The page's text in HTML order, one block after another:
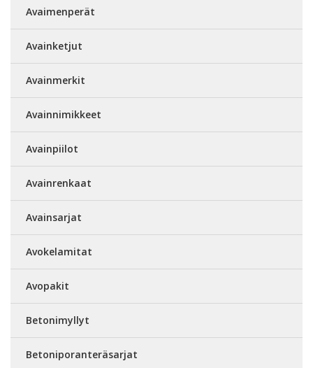
Avaimenperät
Avainketjut
Avainmerkit
Avainnimikkeet
Avainpiilot
Avainrenkaat
Avainsarjat
Avokelamitat
Avopakit
Betonimyllyt
Betoniporanteräsarjat